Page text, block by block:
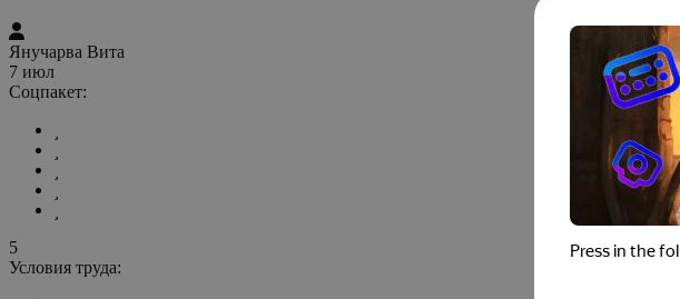
Янучарва Вита
7 июл
Соцпакет:
5
Условия труда: